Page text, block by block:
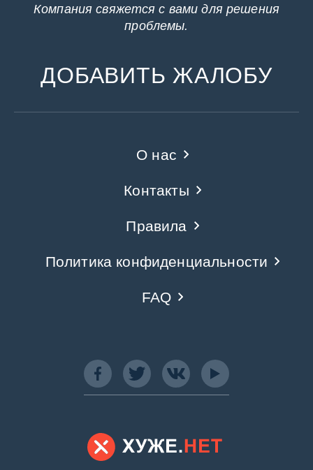
Компания свяжется с вами для решения
проблемы.
ДОБАВИТЬ ЖАЛОБУ
О нас
Контакты
Правила
Политика конфиденциальности
FAQ